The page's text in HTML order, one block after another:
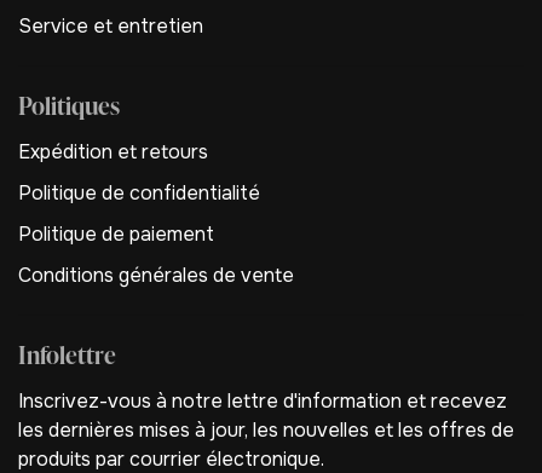
Service et entretien
Politiques
Expédition et retours
Politique de confidentialité
Politique de paiement
Conditions générales de vente
Infolettre
Inscrivez-vous à notre lettre d'information et recevez
les dernières mises à jour, les nouvelles et les offres de
produits par courrier électronique.